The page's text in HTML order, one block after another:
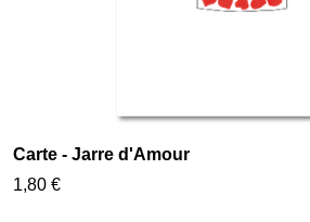
Carte - Jarre d'Amour
1,80 €